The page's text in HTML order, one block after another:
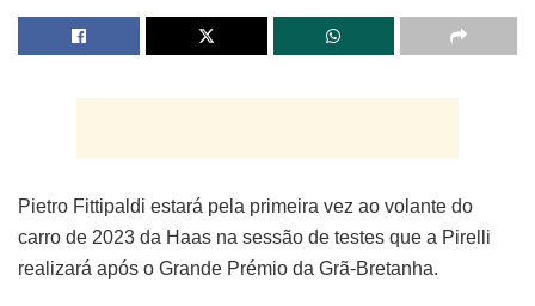
Pietro Fittipaldi estará pela primeira vez ao volante do
carro de 2023 da Haas na sessão de testes que a Pirelli
realizará após o Grande Prémio da Grã-Bretanha.